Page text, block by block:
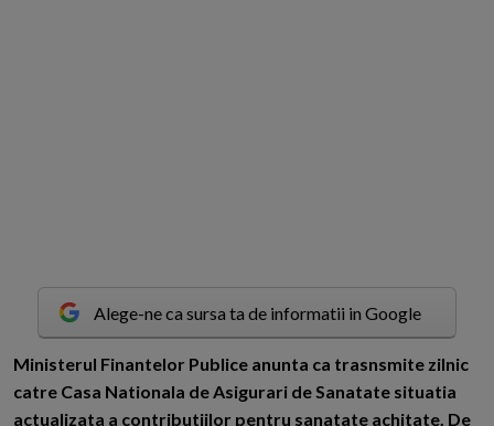
Alege-ne ca sursa ta de informatii in Google
Ministerul Finantelor Publice anunta ca trasnsmite zilnic
catre Casa Nationala de Asigurari de Sanatate situatia
actualizata a contributiilor pentru sanatate achitate. De